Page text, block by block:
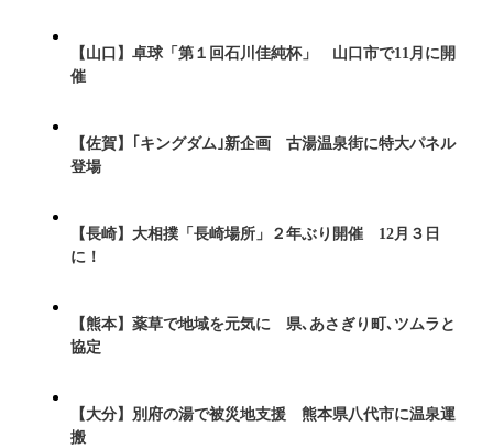
【山口】卓球「第１回石川佳純杯」 山口市で11月に開
催
【佐賀】｢キングダム｣新企画 古湯温泉街に特大パネル
登場
【長崎】大相撲「長崎場所」２年ぶり開催 12月３日
に！
【熊本】薬草で地域を元気に 県､あさぎり町､ツムラと
協定
【大分】別府の湯で被災地支援 熊本県八代市に温泉運
搬